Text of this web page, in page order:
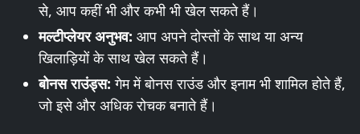
से, आप कहीं भी और कभी भी खेल सकते हैं।
मल्टीप्लेयर अनुभव: आप अपने दोस्तों के साथ या अन्य
खिलाड़ियों के साथ खेल सकते हैं।
बोनस राउंड्स: गेम में बोनस राउंड और इनाम भी शामिल होते हैं,
जो इसे और अधिक रोचक बनाते हैं।